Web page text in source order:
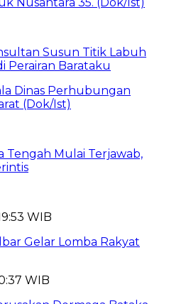
Susun Titik Labuh
Perairan Barataku
Tengah Mulai Terjawab,
WIB
Gelar Lomba Rakyat
WIB